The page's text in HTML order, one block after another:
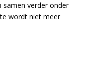
samen verder onder
wordt niet meer